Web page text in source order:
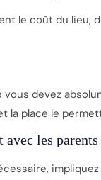
le coût du lieu,
devez
la place le
les